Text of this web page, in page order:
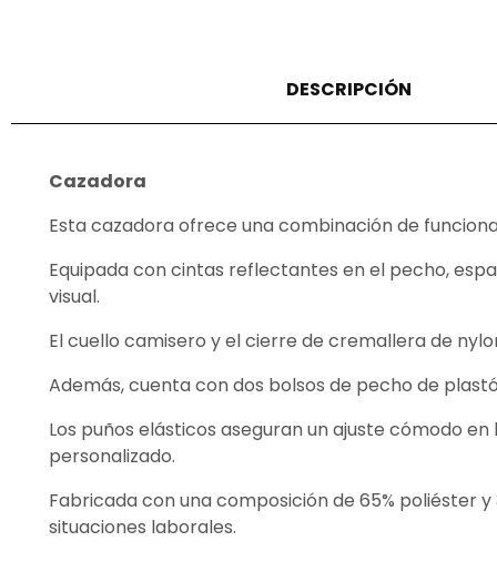
DESCRIPCIÓN
Cazadora
Esta cazadora ofrece una combinación de
Equipada con cintas reflectantes en el pecho,
visual.
El cuello camisero y el cierre de cremallera de
Además, cuenta con dos bolsos de pecho de
Los puños elásticos aseguran un ajuste cómodo
personalizado.
Fabricada con una composición de 65% poliéster
situaciones laborales.